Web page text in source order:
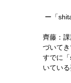
ー「
齊藤：
づいてき
すでに
いてい